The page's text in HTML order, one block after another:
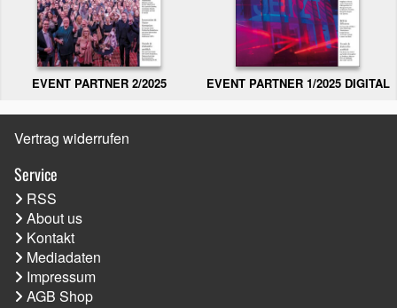
EVENT PARTNER 2/2025 EVENT PARTNER 1/2025 DIGITAL
Vertrag widerrufen
Service
RSS
About us
Kontakt
Mediadaten
Impressum
AGB Shop